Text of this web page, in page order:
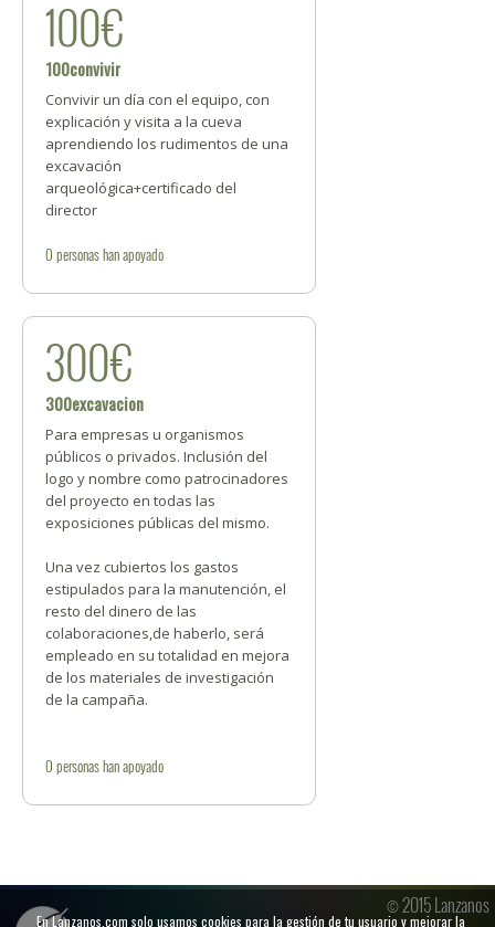
En Lanzanos.com solo usamos cookies para la gestión de tu usuario y mejorar la
100€
100convivir
Convivir un día con el equipo, con
explicación y visita a la cueva
aprendiendo los rudimentos de una
excavación
arqueológica+certificado del
director
0 personashan apoyado
300€
300excavacion
Para empresas u organismos
públicos o privados. Inclusión del
logo y nombre como patrocinadores
del proyecto en todas las
exposiciones públicas del mismo.
Una vez cubiertos los gastos
estipulados para la manutención, el
resto del dinero de las
colaboraciones,de haberlo, será
empleado en su totalidad en mejora
de los materiales de investigación
de la campaña.
0 personashan apoyado
© 2015 Lanzanos